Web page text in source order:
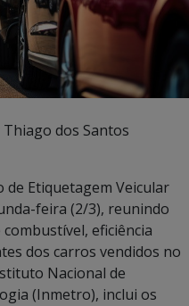
Thiago dos Santos
Etiquetagem Veicular
feira (2/3), reunindo
eficiência
dos carros vendidos no
Nacional de
(Inmetro), inclui os